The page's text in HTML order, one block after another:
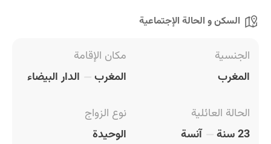
السكن و الحالة الإجتماعية
الجنسية
المغرب
مكان الإقامة
المغرب
الدار البيضاء
الحالة العائلية
23 سنة
آنسة
نوع الزواج
الوحيدة